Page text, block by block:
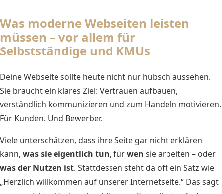
Was moderne Webseiten leisten
müssen – vor allem für
Selbstständige und KMUs
Deine Webseite sollte heute nicht nur hübsch aussehen.
Sie braucht ein klares Ziel: Vertrauen aufbauen,
verständlich kommunizieren und zum Handeln motivieren.
Für Kunden. Und Bewerber.
Viele unterschätzen, dass ihre Seite gar nicht erklären
kann, was sie eigentlich tun, fürwen sie arbeiten – oder
was der Nutzen ist. Stattdessen steht da oft ein Satz wie
„Herzlich willkommen auf unserer Internetseite.“ Das sagt